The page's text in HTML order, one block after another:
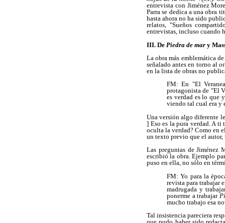
entrevista con Jiménez
Parra se dedica a una obra
hasta ahora no ha sido
relatos, "Sueños
entrevistas, incluso cuando
III. De Piedra de mar y
La obra más emblemática
señalado antes en torno al
en la lista de obras no
FM: En "El
protagonista de "El
es verdad es lo que
viendo tal cual era y
Una versión algo diferente
] Eso es la pura verdad. A ti
oculta la verdad? Como en
un texto previo que el
Las preguntas de Jiménez
escribió la obra. Ejemplo
puso en ella, no sólo en
FM: Yo para la
revista para trabajar
madrugada y
ponerme a trabajar
mucho trabajo esa
Tal insistencia pareciera